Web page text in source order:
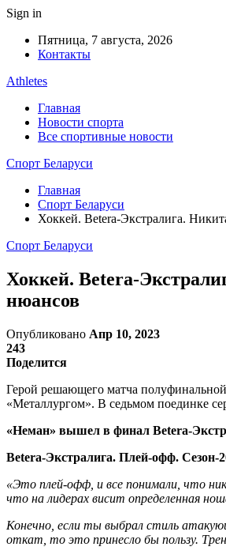
Sign in
Пятница, 7 августа, 2026
Контакты
Athletes
Главная
Новости спорта
Все спортивные новости
Спорт Беларуси
Главная
Спорт Беларуси
Хоккей. Betera-Экстралига.
Спорт Беларуси
Хоккей. Betera-
нюансов
Опубликовано Апр 10, 2023
243
Поделится
Герой решающего матча
«Металлургом». В седьмом поединке
«Неман» вышел в финал Betera-
Betera-Экстралига. Плей-офф. Сезон-
«Это плей-офф, и все понимали, что
что на лидерах висит определенная
Конечно, если ты выбрал стиль
откат, то это принесло бы пользу.